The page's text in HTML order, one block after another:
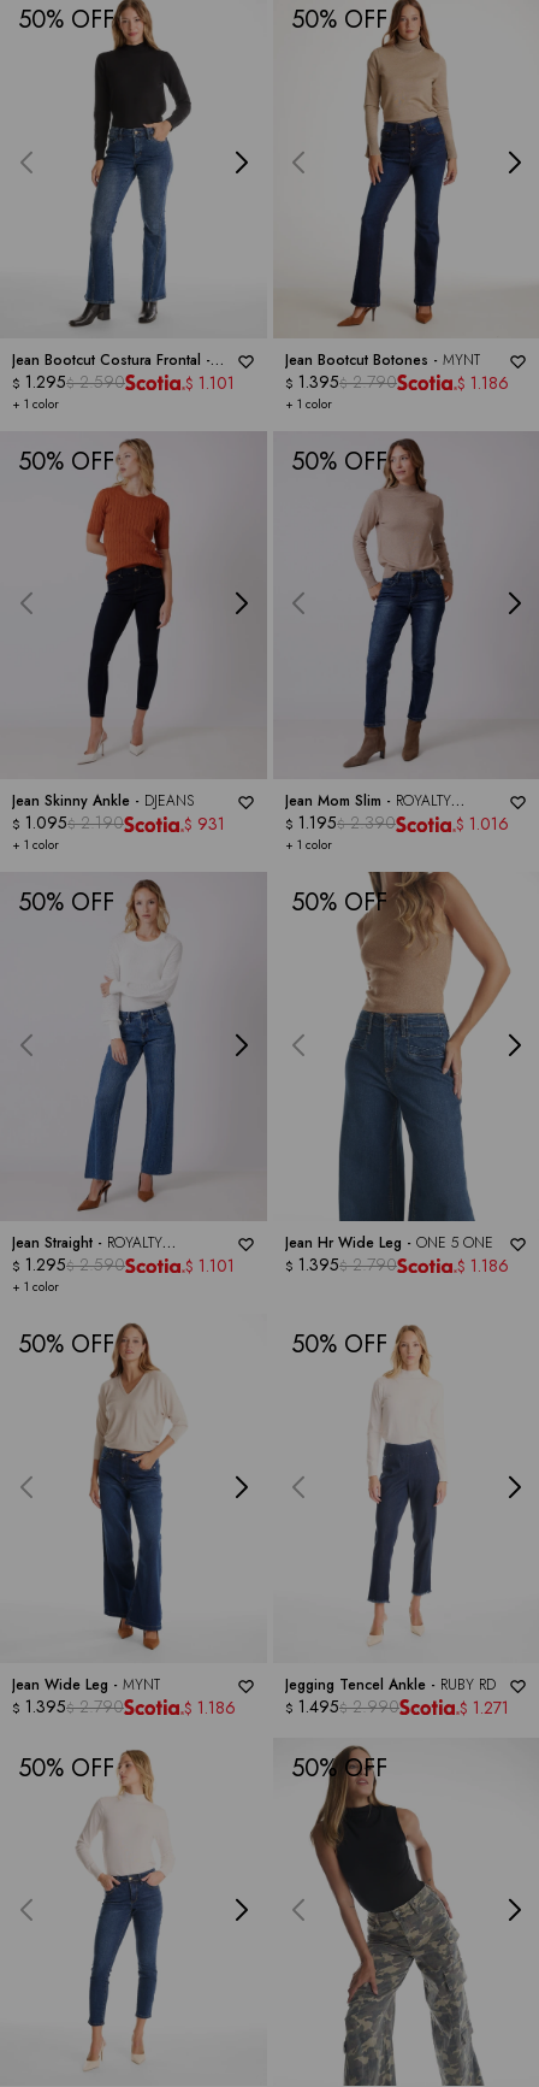
50
Jean Bootcut Costura Frontal -
ROYALTY COLLECTION
+ 1 color
$ 1.295$ 2.590 $ 1.101
50
Jean Bootcut Botones - MYNT
+ 1 color
$ 1.395$ 2.790 $ 1.186
50
Jean Skinny Ankle - DJEANS
+ 1 color
$ 1.095$ 2.190 $ 931
50
Jean Mom Slim - ROYALTY
COLLECTION
+ 1 color
$ 1.195$ 2.390 $ 1.016
50
Jean Straight - ROYALTY
COLLECTION
+ 1 color
$ 1.295$ 2.590 $ 1.101
50
Jean Hr Wide Leg - ONE 5 ONE
$ 1.395$ 2.790 $ 1.186
50
Jean Wide Leg - MYNT
$ 1.395$ 2.790 $ 1.186
50
Jegging Tencel Ankle - RUBY RD
$ 1.495$ 2.990 $ 1.271
50 50